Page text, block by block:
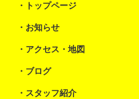
トップページ
お知らせ
アクセス・地図
ブログ
スタッフ紹介